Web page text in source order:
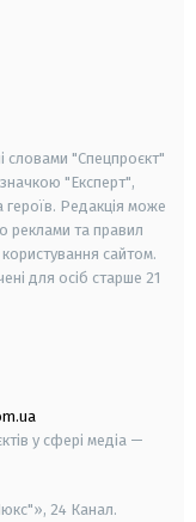
словами "Спецпроєкт"
"Експерт",
Редакція може
реклами та правил
сайтом.
для осіб старше 21
у сфері медіа —
24 Канал.